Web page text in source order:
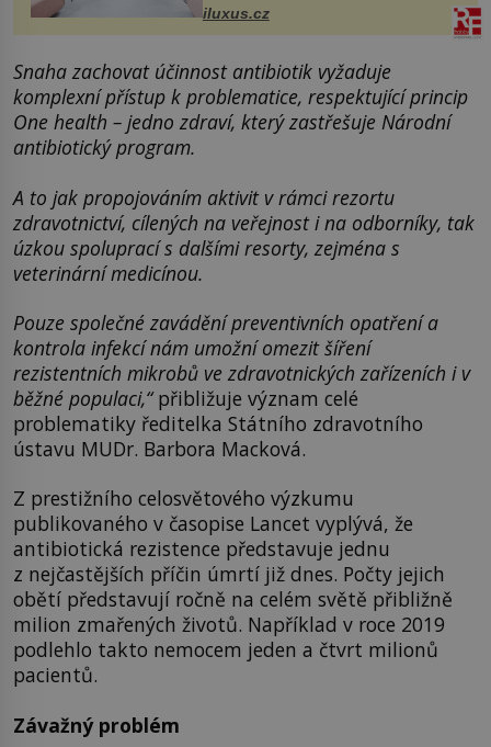
budov Media...
iluxus.cz
Snaha zachovat účinnost antibiotik vyžaduje
komplexní přístup k problematice, respektující princip
One health – jedno zdraví, který zastřešuje Národní
antibiotický program.
A to jak propojováním aktivit v rámci rezortu
zdravotnictví, cílených na veřejnost i na odborníky, tak
úzkou spoluprací s dalšími resorty, zejména s
veterinární medicínou.
Pouze společné zavádění preventivních opatření a
kontrola infekcí nám umožní omezit šíření
rezistentních mikrobů ve zdravotnických zařízeních i v
běžné populaci,“přibližuje význam celé
problematiky ředitelka Státního zdravotního
ústavu MUDr. Barbora Macková.
Z prestižního celosvětového výzkumu
publikovaného v časopise Lancet vyplývá, že
antibiotická rezistence představuje jednu
z nejčastějších příčin úmrtí již dnes. Počty jejich
obětí představují ročně na celém světě přibližně
milion zmařených životů. Například v roce 2019
podlehlo takto nemocem jeden a čtvrt milionů
pacientů.
Závažný problém